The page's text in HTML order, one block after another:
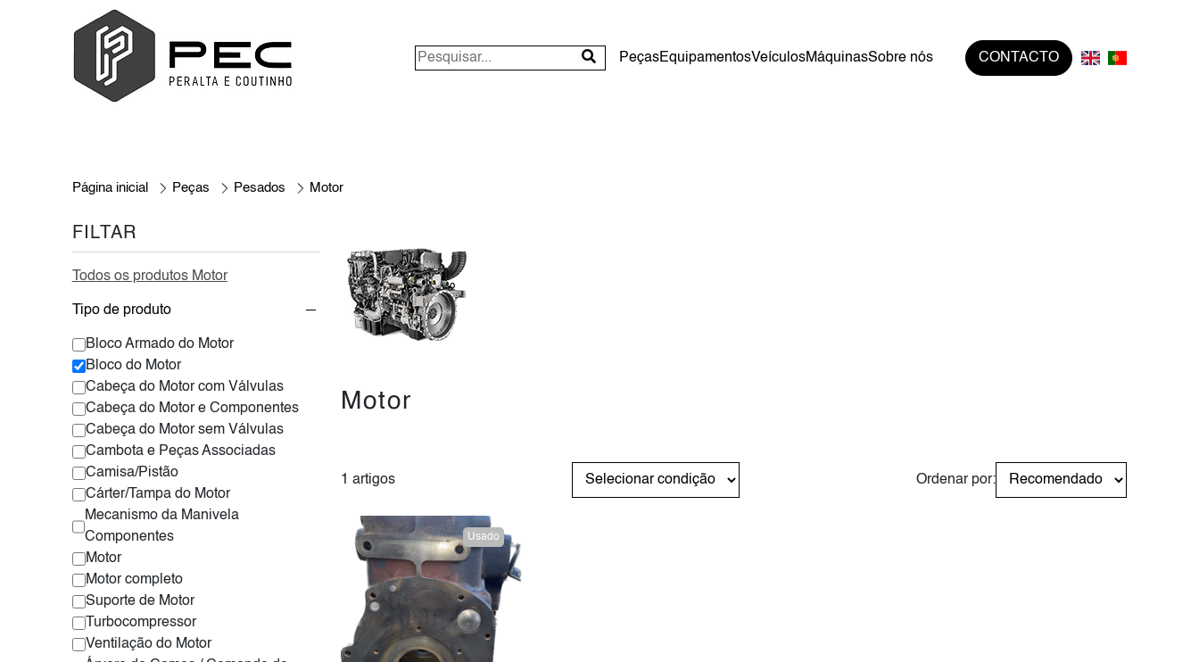
PeçasEquipamentosVeículosMáquinasSobre nós CONTACTO
Página inicial Peças Pesados Motor
FILTAR
Todos os produtos Motor
Tipo de produto
Bloco Armado do Motor
Bloco do Motor
Cabeça do Motor com Válvulas
Cabeça do Motor e Componentes
Cabeça do Motor sem Válvulas
Cambota e Peças Associadas
Camisa/Pistão
Cárter/Tampa do Motor
Mecanismo da Manivela
Componentes
Motor
Motor completo
Suporte de Motor
Turbocompressor
Ventilação do Motor
Motor
1 artigos Ordenar por:
Usado